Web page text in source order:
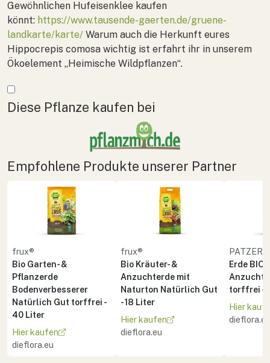
Gewöhnlichen Hufeisenklee kaufen
könnt: https://www.tausende-gaerten.de/gruene-
landkarte/karte/ Warum auch die Herkunft eures
Hippocrepis comosa wichtig ist erfahrt ihr in unserem
Ökoelement „Heimische Wildpflanzen“.
Mehr anzeigen
Diese Pflanze kaufen bei
Empfohlene Produkte unserer Partner
frux®
Bio Garten- &
Pflanzerde
Bodenverbesserer
Natürlich Gut torffrei -
40 Liter
Hier kaufen
dieflora.eu
frux®
Bio Kräuter- &
Anzuchterde mit
Naturton Natürlich Gut
- 18 Liter
Hier kaufen
dieflora.eu
PATZER
Erde
Anzucht
torffrei -
Hier
dieflora.eu